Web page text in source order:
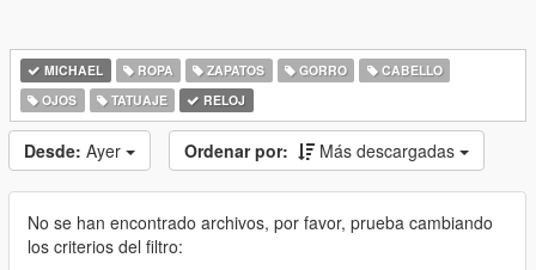
MICHAEL ROPA ZAPATOS GORRO
CABELLO
OJOS
TATUAJE RELOJ
Desde: Ayer Ordenar por: Más descargadas
No se han encontrado archivos, por favor, prueba cambiando
los criterios del filtro: